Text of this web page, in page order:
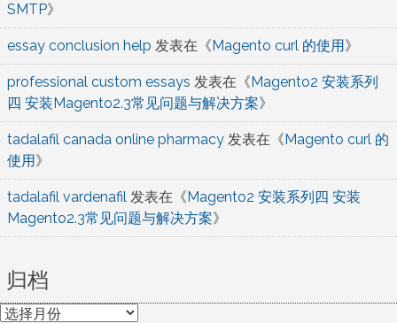
SMTP》
essay conclusion help 发表在《Magento curl 的使用》
professional custom essays 发表在《Magento2 安装系列
四 安装Magento2.3常见问题与解决方案》
tadalafil canada online pharmacy 发表在《Magento curl 的
使用》
tadalafil vardenafil 发表在《Magento2 安装系列四 安装
Magento2.3常见问题与解决方案》
归档
归